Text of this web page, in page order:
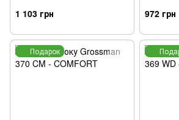
1 103 грн 972 грн
Подарок